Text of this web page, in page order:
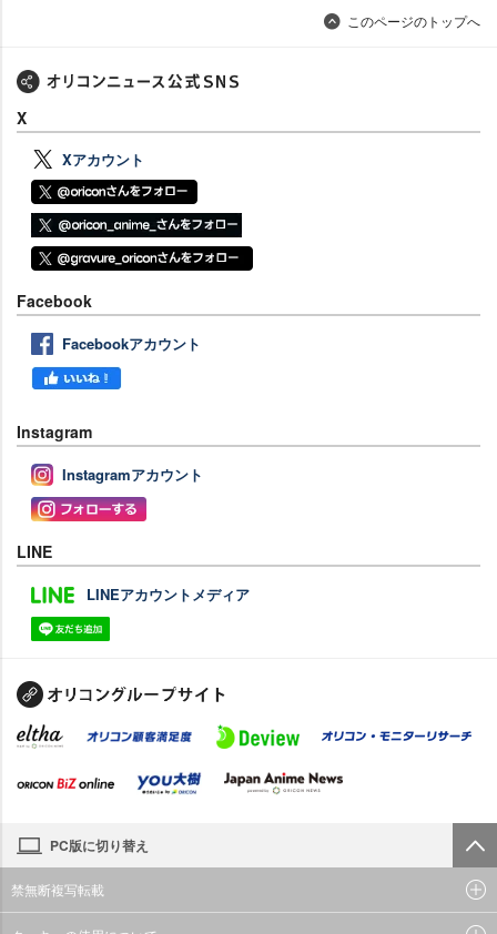
このページのトップへ
X
Xアカウント
Facebook
Facebookアカウント
Instagram
Instagramアカウント
LINE
LINEアカウントメディア
PC版に切り替え
禁無断複写転載